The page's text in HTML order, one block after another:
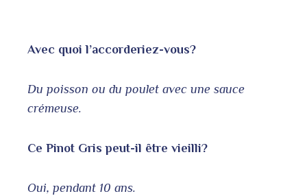
Avec quoi l’accorderiez-vous?
Du poisson ou du poulet avec une sauce
crémeuse.
Ce Pinot Gris peut-il être vieilli?
Oui, pendant 10 ans.